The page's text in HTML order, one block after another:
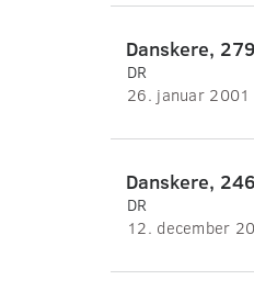
Danskere,
DR
26. januar 2001
Danskere,
DR
12. december